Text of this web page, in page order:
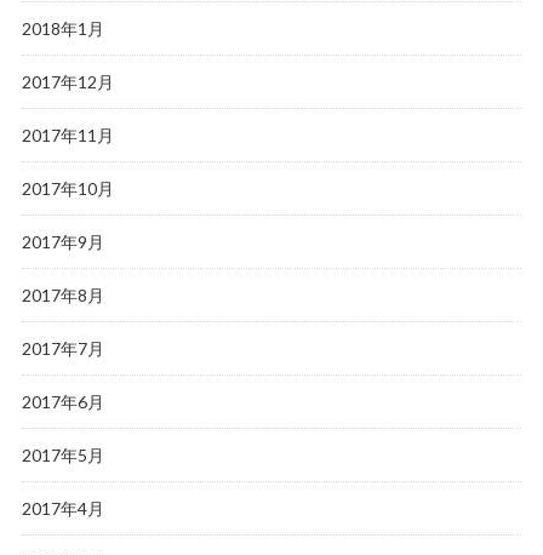
2018年1月
2017年12月
2017年11月
2017年10月
2017年9月
2017年8月
2017年7月
2017年6月
2017年5月
2017年4月